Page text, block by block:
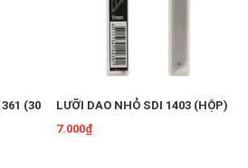
(30
LƯỠI DAO NHỎ SDI 1403 (HỘP)
7.000₫